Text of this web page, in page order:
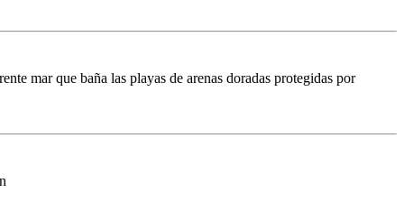
mar que baña las playas de arenas doradas protegidas por